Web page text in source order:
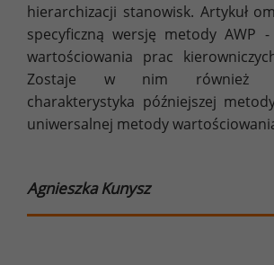
hierarchizacji stanowisk. Artykuł
specyficzną wersję metody AWP
wartościowania prac
Zostaje w nim również
charakterystyka późniejszej
uniwersalnej metody
Agnieszka Kunysz